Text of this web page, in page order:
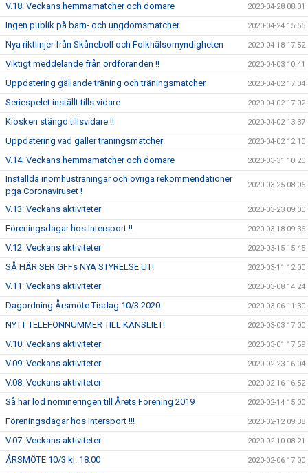
V.18: Veckans hemmamatcher och domare 2020-04-28 08:01
Ingen publik på barn- och ungdomsmatcher 2020-04-24 15:55
Nya riktlinjer från Skåneboll och Folkhälsomyndigheten 2020-04-18 17:52
Viktigt meddelande från ordföranden !! 2020-04-03 10:41
Uppdatering gällande träning och träningsmatcher 2020-04-02 17:04
Seriespelet inställt tills vidare 2020-04-02 17:02
Kiosken stängd tillsvidare !! 2020-04-02 13:37
Uppdatering vad gäller träningsmatcher 2020-04-02 12:10
V.14: Veckans hemmamatcher och domare 2020-03-31 10:20
Inställda inomhusträningar och övriga rekommendationer
pga Coronaviruset !
2020-03-25 08:06
V.13: Veckans aktiviteter 2020-03-23 09:00
Föreningsdagar hos Intersport !! 2020-03-18 09:36
V.12: Veckans aktiviteter 2020-03-15 15:45
SÅ HÄR SER GFFs NYA STYRELSE UT! 2020-03-11 12:00
V.11: Veckans aktiviteter 2020-03-08 14:24
Dagordning Årsmöte Tisdag 10/3 2020 2020-03-06 11:30
NYTT TELEFONNUMMER TILL KANSLIET! 2020-03-03 17:00
V.10: Veckans aktiviteter 2020-03-01 17:59
V.09: Veckans aktiviteter 2020-02-23 16:04
V.08: Veckans aktiviteter 2020-02-16 16:52
Så här löd nomineringen till Årets Förening 2019 2020-02-14 15:00
Föreningsdagar hos Intersport !!! 2020-02-12 09:38
V.07: Veckans aktiviteter 2020-02-10 08:21
ÅRSMÖTE 10/3 kl. 18.00 2020-02-06 17:00